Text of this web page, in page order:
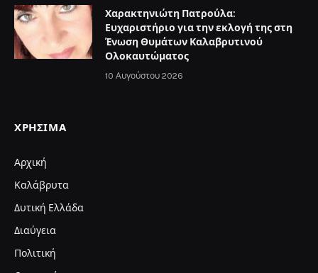
Χαρακτηνιώτη Πατρούλα:
Ευχαριστήριο για την εκλογή της στη
Ένωση Θυμάτων Καλαβρυτινού
Ολοκαυτώματος
10 Αυγούστου 2026
ΧΡΉΣΙΜΑ
Αρχική
Καλάβρυτα
Δυτική Ελλάδα
Διαύγεια
Πολιτική